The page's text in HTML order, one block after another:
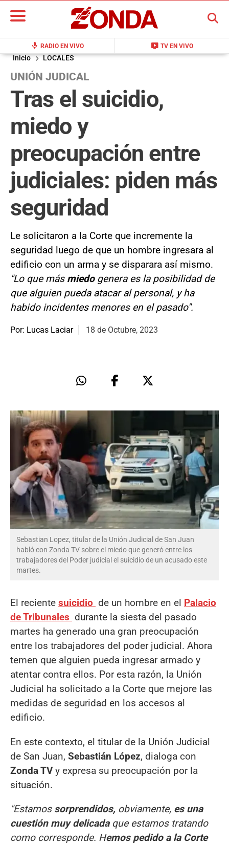
mic RADIO EN VIVO live_tv TV EN VIVO
BUSCAR
Inicio LOCALES
UNIÓN JUDICAL
Tras el suicidio,
miedo y
preocupación entre
judiciales: piden más
seguridad
Le solicitaron a la Corte que incremente la
seguridad luego de que un hombre ingresara al
edificio con un arma y se disparara así mismo.
"Lo que más miedogenera es la posibilidad de
que alguien pueda atacar al personal, y ha
habido incidentes menores en el pasado".
Por: Lucas Laciar 18 de Octubre, 2023
Sebastian Lopez, titular de la Unión Judicial de San Juan
habló con Zonda TV sobre el miedo que generó entre los
trabajadores del Poder judicial el suicidio de un acusado este
martes.
El reciente suicidio de un hombre en el Palacio
de Tribunales durante la siesta del pasado
martes ha generado una gran preocupación
entre los trabajadores del poder judicial. Ahora
temen que alguien pueda ingresar armado y
atentar contra ellos. Por esta razón, la Unión
Judicial ha solicitado a la Corte que mejore las
medidas de seguridad en los accesos al
edificio.
En este contexto, el titular de la Unión Judicial
de San Juan, Sebastián López, dialoga con
Zonda TVy expresa su preocupación por la
situación.
"Estamos sorprendidos, obviamente, es una
cuestión muy delicadaque estamos tratando
como corresponde. Hemos pedido a la Corte